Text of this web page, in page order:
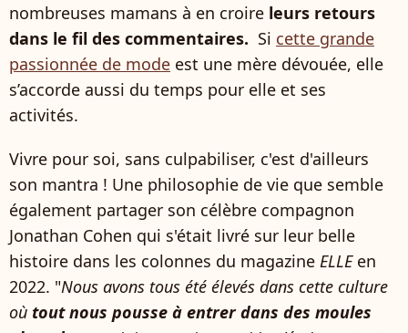
nombreuses mamans à en croire leurs retours
dans le fil des commentaires. Si cette grande
passionnée de mode est une mère dévouée, elle
s’accorde aussi du temps pour elle et ses
activités.
Vivre pour soi, sans culpabiliser, c'est d'ailleurs
son mantra ! Une philosophie de vie que semble
également partager son célèbre compagnon
Jonathan Cohen qui s'était livré sur leur belle
histoire dans les colonnes du magazine ELLEen
2022. "Nous avons tous été élevés dans cette culture
où tout nous pousse à entrer dans des moules